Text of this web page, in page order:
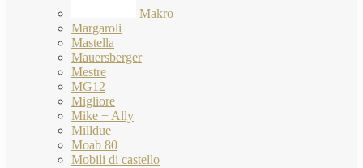
Makro
Margaroli
Mastella
Mauersberger
Mestre
MG12
Migliore
Mike + Ally
Milldue
Moab 80
Mobili di castello